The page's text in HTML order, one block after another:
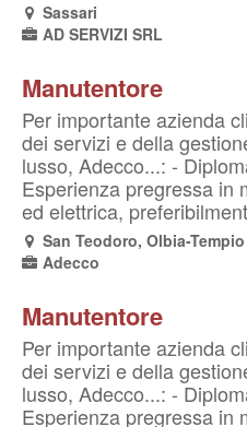
Sassari
AD SERVIZI SRL
Manutentore
Per importante azienda
dei servizi e della
lusso, Adecco...: -
Esperienza pregressa in
ed elettrica,
San Teodoro, Olbia-Tempio
Adecco
Manutentore
Per importante azienda
dei servizi e della
lusso, Adecco...: -
Esperienza pregressa in